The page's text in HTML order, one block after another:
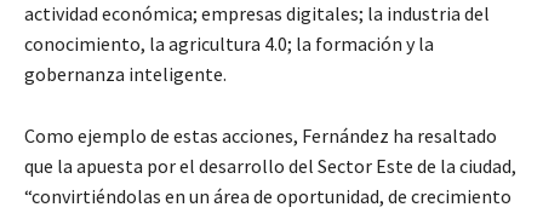
actividad económica; empresas digitales; la industria del
conocimiento, la agricultura 4.0; la formación y la
gobernanza inteligente.
Como ejemplo de estas acciones, Fernández ha resaltado
que la apuesta por el desarrollo del Sector Este de la ciudad,
“convirtiéndolas en un área de oportunidad, de crecimiento